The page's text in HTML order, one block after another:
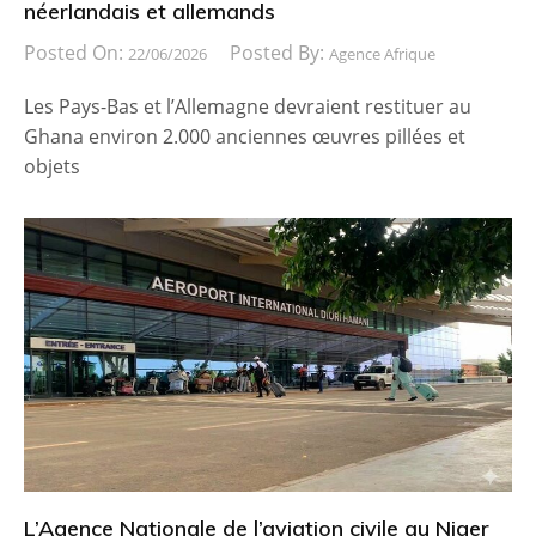
néerlandais et allemands
Posted On: 22/06/2026 Posted By: Agence Afrique
Les Pays-Bas et l’Allemagne devraient restituer au
Ghana environ 2.000 anciennes œuvres pillées et
objets
L’Agence Nationale de l’aviation civile au Niger